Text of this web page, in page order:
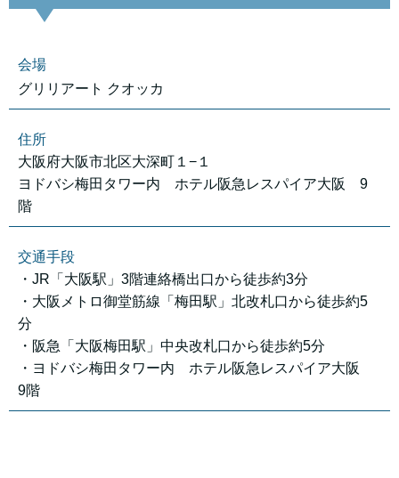
会場
グリリアート クオッカ
住所
大阪府大阪市北区大深町１−１
ヨドバシ梅田タワー内 ホテル阪急レスパイア大阪 9
階
交通手段
・JR「大阪駅」3階連絡橋出口から徒歩約3分
・大阪メトロ御堂筋線「梅田駅」北改札口から徒歩約5
分
・阪急「大阪梅田駅」中央改札口から徒歩約5分
・ヨドバシ梅田タワー内 ホテル阪急レスパイア大阪
9階